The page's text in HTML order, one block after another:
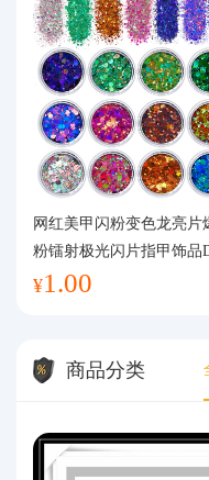
网红美甲闪粉变色龙亮片
粉镭射极光闪片指甲饰品
手工流麻
¥1.00
商品分类